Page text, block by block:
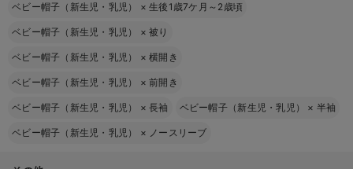
ベビー帽子（新生児・乳児） ×生後1歳7ケ月～2歳頃
ベビー帽子（新生児・乳児） ×被り
ベビー帽子（新生児・乳児） ×横開き
ベビー帽子（新生児・乳児） ×前開き
ベビー帽子（新生児・乳児） ×長袖 ベビー帽子（新生児・乳児） × 半袖
ベビー帽子（新生児・乳児） × ノースリーブ